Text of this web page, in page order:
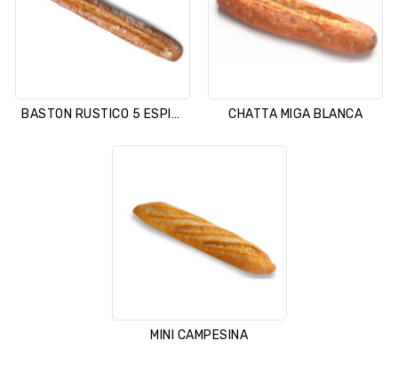
BASTON RUSTICO 5 ESPIGAS CHATTA MIGA BLANCA
MINI CAMPESINA